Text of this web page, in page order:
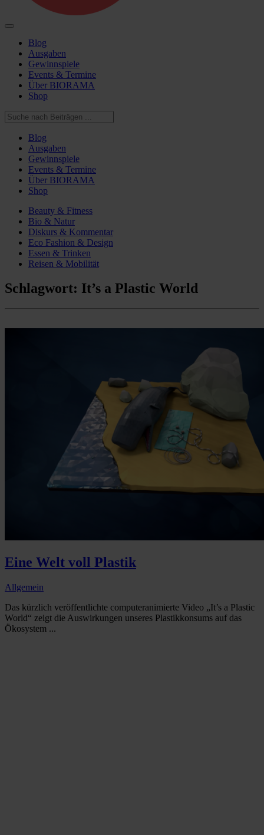
Blog
Ausgaben
Gewinnspiele
Events & Termine
Über BIORAMA
Shop
Blog
Ausgaben
Gewinnspiele
Events & Termine
Über BIORAMA
Shop
Beauty & Fitness
Bio & Natur
Diskurs & Kommentar
Eco Fashion & Design
Essen & Trinken
Reisen & Mobilität
Schlagwort: It’s a Plastic World
Eine Welt voll Plastik
Allgemein
Das kürzlich veröffentlichte computeranimierte Video „It’s a Plastic
World“ zeigt die Auswirkungen unseres Plastikkonsums auf das
Ökosystem ...